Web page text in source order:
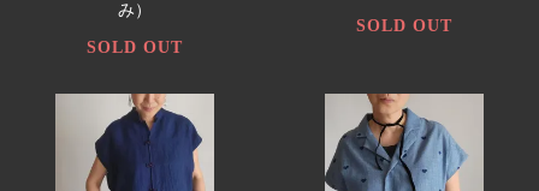
み）
SOLD OUT
SOLD OUT